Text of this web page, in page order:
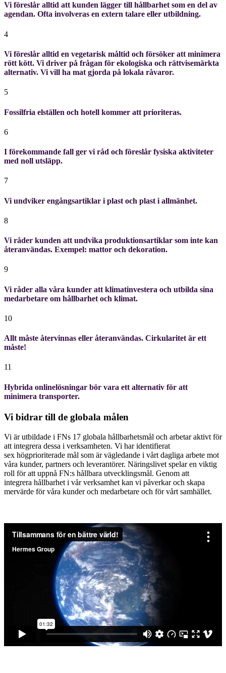
Vi föreslår alltid att kunden lägger till hållbarhet som en del av
agendan. Ofta involveras en extern talare eller utbildning.
4
Vi föreslår alltid en vegetarisk måltid och försöker att minimera
rött kött. Vi driver på frågan för ekologiska och rättvisemärkta
alternativ. Vi vill ha mat gjorda på lokala råvaror.
5
Fossilfria elställen och hotell kommer att prioriteras.
6
I förekommande fall ger vi råd och föreslår fysiska aktiviteter
med noll utsläpp.
7
Vi undviker engångsartiklar i plast och plast i allmänhet.
8
Vi råder kunden att undvika produktionsartiklar som inte kan
återanvändas. Exempel: mattor och dekoration.
9
Vi råder alla våra kunder att klimatinvestera och utbilda sina
medarbetare om hållbarhet och klimat.
10
Allt måste återvinnas eller återanvändas. Cirkularitet är ett
måste!
11
Hybrida onlinelösningar bör vara ett alternativ för att
minimera transporter.
Vi bidrar till de globala målen
Vi är utbildade i FNs 17 globala hållbarhetsmål och arbetar aktivt för
att integrera dessa i verksamheten. Vi har identifierat
sex högprioriterade mål som är vägledande i vårt dagliga arbete mot
våra kunder, partners och leverantörer. Näringslivet spelar en viktig
roll för att uppnå FN:s hållbara utvecklingsmål. Genom att
integrera hållbarhet i vår verksamhet kan vi påverkar och skapa
mervärde för våra kunder och medarbetare och för vårt samhället.